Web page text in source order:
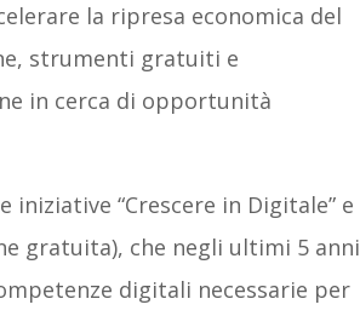
la ripresa economica del
strumenti gratuiti e
in cerca di opportunità
iniziative “Crescere in Digitale” e
gratuita), che negli ultimi 5 anni
digitali necessarie per